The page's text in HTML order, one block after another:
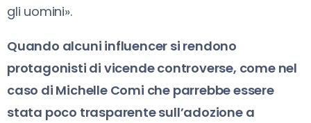
gli uomini».
Quando alcuni influencer si rendono
protagonisti di vicende controverse, come nel
caso di Michelle Comi che parrebbe essere
stata poco trasparente sull’adozione a